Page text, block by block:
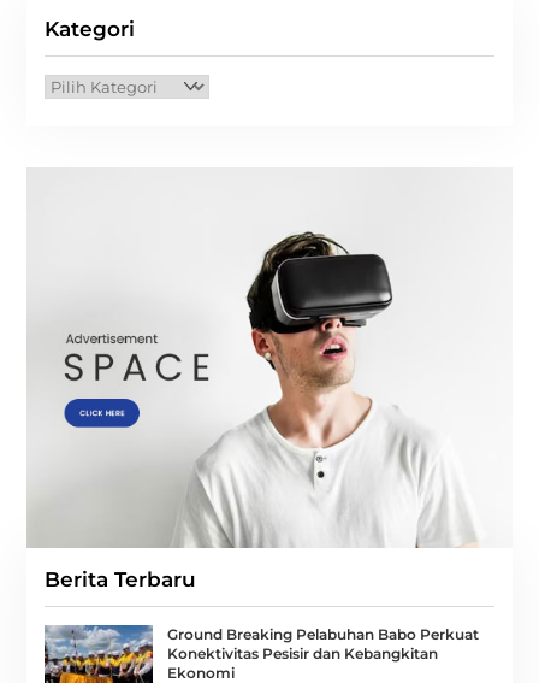
Kategori
Kategori
Berita Terbaru
Ground Breaking Pelabuhan Babo Perkuat
Konektivitas Pesisir dan Kebangkitan
Ekonomi